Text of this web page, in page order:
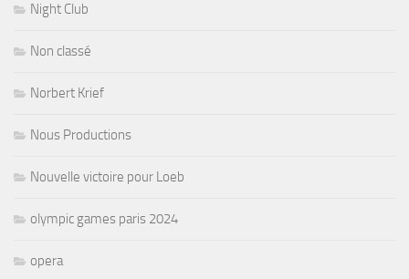
Night Club
Non classé
Norbert Krief
Nous Productions
Nouvelle victoire pour Loeb
olympic games paris 2024
opera